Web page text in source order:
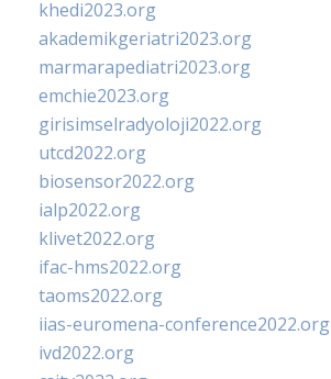
khedi2023.org
akademikgeriatri2023.org
marmarapediatri2023.org
emchie2023.org
girisimselradyoloji2022.org
utcd2022.org
biosensor2022.org
ialp2022.org
klivet2022.org
ifac-hms2022.org
taoms2022.org
iias-euromena-conference2022.org
ivd2022.org